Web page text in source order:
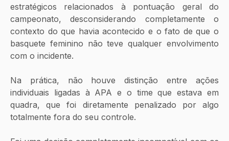
estratégicos relacionados à pontuação geral do
campeonato, desconsiderando completamente o
contexto do que havia acontecido e o fato de que o
basquete feminino não teve qualquer envolvimento
com o incidente.
Na prática, não houve distinção entre ações
individuais ligadas à APA e o time que estava em
quadra, que foi diretamente penalizado por algo
totalmente fora do seu controle.